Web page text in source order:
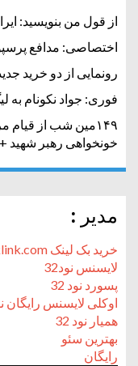
از قول من بنویسید:
اختصاصی: مدافع
رونمایی از دو خرید
فوری: جواد نکونام به
۱۴۹مین شب از
خونخواهی رهبر شهید +
مدیر :
خرید بک لینک behtarinbacklink.com
لایسنس نود32
پسورد نود 32
اوکلی لایسنس رایگان نود
همیار نود 32
بهترین سئو
رایگان